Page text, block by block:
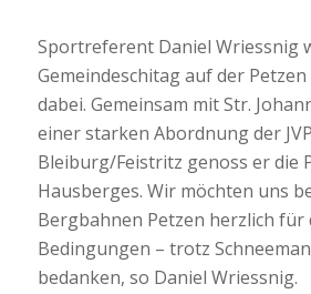
Sportreferent Daniel Wriessnig
Gemeindeschitag auf der
dabei. Gemeinsam mit Str.
einer starken Abordnung der JVP
Bleiburg/Feistritz genoss er die
Hausberges. Wir möchten uns
Bergbahnen Petzen herzlich für
Bedingungen – trotz
bedanken, so Daniel Wriessnig.